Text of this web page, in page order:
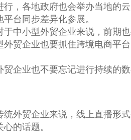
，各地政府也会举办当地的
台同步差异化参展。
中小型外贸企业来说，前期
贸企业也要抓住跨境电商平
企业也不要忘记进行持续的
外贸企业来说，线上直播形
的话题。